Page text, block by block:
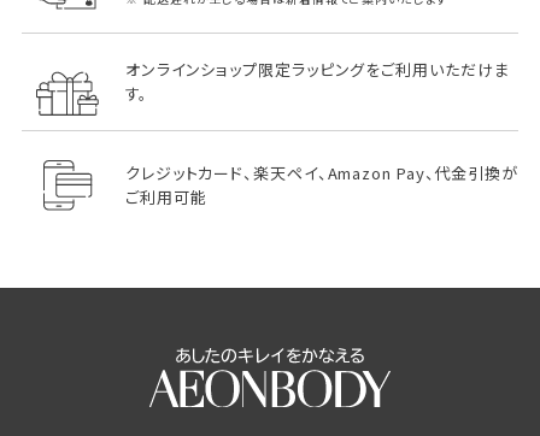
オンラインショップ限定ラッピングをご利用いただけま
す。
クレジットカード、楽天ペイ、Amazon Pay、代金引換が
ご利用可能